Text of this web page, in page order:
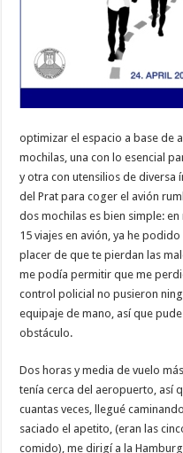
optimizar el espacio a base de
mochilas, una con lo esencial
y otra con utensilios de
del Prat para coger el avión
dos mochilas es bien simple: en
15 viajes en avión, ya he
placer de que te pierdan las
me podía permitir que me
control policial no pusieron
equipaje de mano, así que
obstáculo.
Dos horas y media de vuelo
tenía cerca del aeropuerto, así
cuantas veces, llegué
saciado el apetito, (eran las
comido), me dirigí a la